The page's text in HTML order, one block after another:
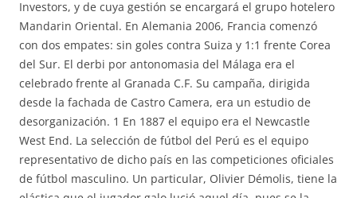
Investors, y de cuya gestión se encargará el grupo hotelero
Mandarin Oriental. En Alemania 2006, Francia comenzó
con dos empates: sin goles contra Suiza y 1:1 frente Corea
del Sur. El derbi por antonomasia del Málaga era el
celebrado frente al Granada C.F. Su campaña, dirigida
desde la fachada de Castro Camera, era un estudio de
desorganización. 1 En 1887 el equipo era el Newcastle
West End. La selección de fútbol del Perú es el equipo
representativo de dicho país en las competiciones oficiales
de fútbol masculino. Un particular, Olivier Démolis, tiene la